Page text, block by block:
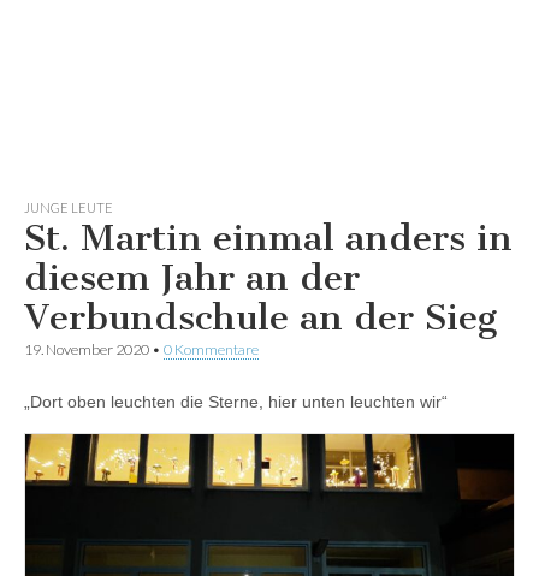
JUNGE LEUTE
St. Martin einmal anders in
diesem Jahr an der
Verbundschule an der Sieg
19. November 2020 • 0 Kommentare
„Dort oben leuchten die Sterne, hier unten leuchten wir“